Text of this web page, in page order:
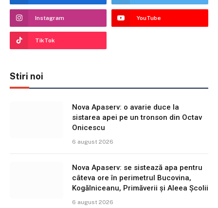
Instagram YouTube
TikTok
Stiri noi
Nova Apaserv: o avarie duce la
sistarea apei pe un tronson din Octav
Onicescu
6 august 2026
Nova Apaserv: se sistează apa pentru
câteva ore în perimetrul Bucovina,
Kogălniceanu, Primăverii și Aleea Școlii
6 august 2026